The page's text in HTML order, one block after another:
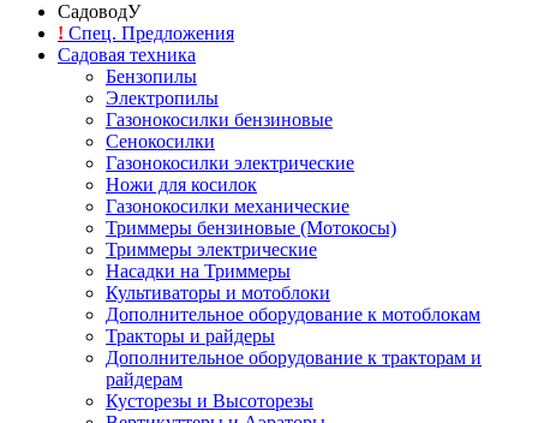
СадоводУ
! Спец. Предложения
Садовая техника
Бензопилы
Электропилы
Газонокосилки бензиновые
Сенокосилки
Газонокосилки электрические
Ножи для косилок
Газонокосилки механические
Триммеры бензиновые (Мотокосы)
Триммеры электрические
Насадки на Триммеры
Культиваторы и мотоблоки
Дополнительное оборудование к мотоблокам
Тракторы и райдеры
Дополнительное оборудование к тракторам и
райдерам
Кусторезы и Высоторезы